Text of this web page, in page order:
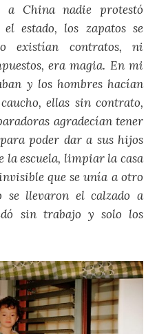
a China nadie protestó
estado, los zapatos se
existían contratos, ni
era magia. En mi
y los hombres hacían
ellas sin contrato,
agradecían tener
poder dar a sus hijos
la escuela, limpiar la casa
que se unía a otro
se llevaron el calzado a
sin trabajo y solo los